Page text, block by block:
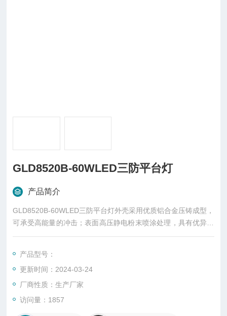
GLD8520B-60WLED三防平台灯
产品简介
GLD8520B-60WLED三防平台灯外壳采用优质铝合金压铸成型，
可承受高能量的冲击；表面高压静电粉末喷涂处理，具有优异的
防腐蚀性能。
产品型号：
更新时间：2024-03-24
厂商性质：生产厂家
访问量：1857